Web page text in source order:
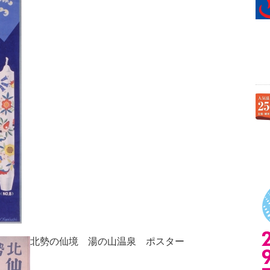
北勢の仙境 湯の山温泉 ポスター